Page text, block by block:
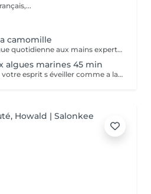
: français,...
camomille
Abandonnez stress et fatigue quotidienne aux mains expertes de notre estheticienne. Sa gestuelle manuelle libere instantanement chacun de vos points de tension depuis les pieds jusqu à la nuque Le doux parfum fleuri de la camomille enveloppe votre corps et apaise vos sens et votre esprit. lacher prise dans un incroyable moment de detente . Vous etes apaisée et detendue.
algues marines 45 min
Vous sentez votre corps et votre esprit s éveiller comme a la suite d un bain dans l OCEAN. Vous vous tonicité et leur confort. sentez légère et revitalisée. Vos jambes retrouvent leur tonicité et leur confort